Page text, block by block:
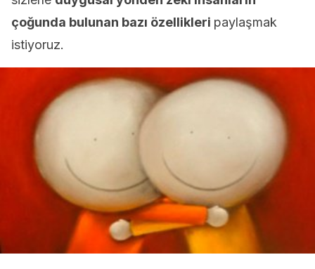
çoğunda bulunan bazı özellikleri paylaşmak
istiyoruz.